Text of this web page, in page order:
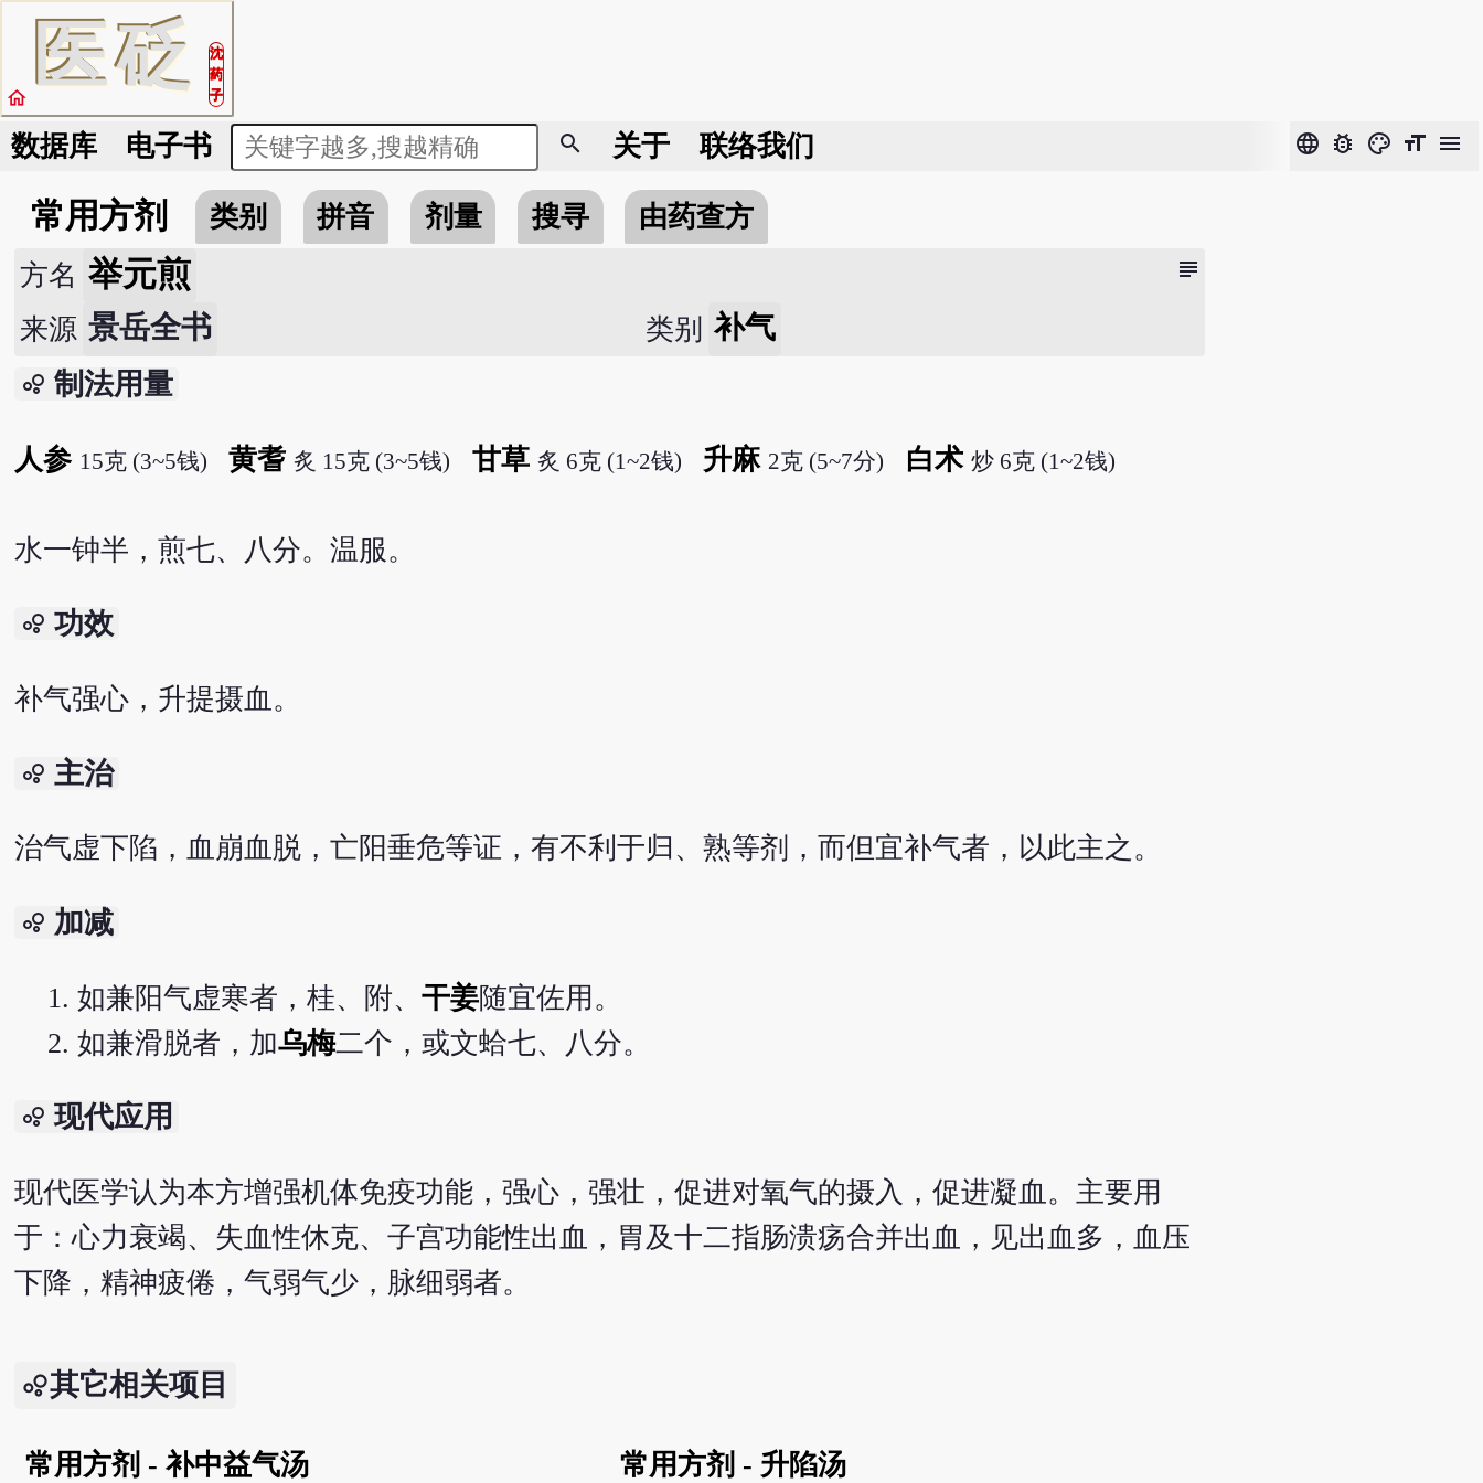
医砭
沈
药
子
home
数据库 电子书 search 关于 联络我们 language bug_report color_lens format_size menu
常用方剂 类别 拼音 剂量 搜寻 由药查方
subject
方名 举元煎
来源 景岳全书 类别 补气
bubble_chart 制法用量
人参 15克 (3~5钱) 黄耆 炙 15克 (3~5钱) 甘草 炙 6克 (1~2钱) 升麻 2克 (5~7分) 白术 炒 6克 (1~2钱)
水一钟半，煎七、八分。温服。
bubble_chart 功效
补气强心，升提摄血。
bubble_chart 主治
治气虚下陷，血崩血脱，亡阳垂危等证，有不利于归、熟等剂，而但宜补气者，以此主之。
bubble_chart 加减
如兼阳气虚寒者，桂、附、 干姜随宜佐用。
如兼滑脱者，加乌梅二个，或文蛤七、八分。
bubble_chart 现代应用
现代医学认为本方增强机体免疫功能，强心，强壮，促进对氧气的摄入，促进凝血。主要用
于：心力衰竭、失血性休克、子宫功能性出血，胃及十二指肠溃疡合并出血，见出血多，血压
下降，精神疲倦，气弱气少，脉细弱者。
其它相关项目
常用方剂 - 补中益气汤 常用方剂 - 升陷汤